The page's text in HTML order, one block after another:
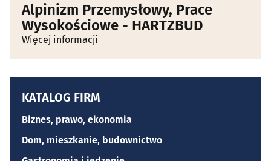
Alpinizm Przemysłowy, Prace
Wysokościowe - HARTZBUD
Więcej informacji
KATALOG FIRM
Biznes, prawo, ekonomia
Dom, mieszkanie, budownictwo